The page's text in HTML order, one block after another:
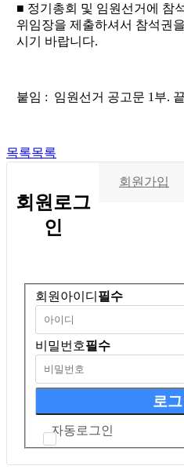
■ 정기총회 및 임원선거에 참
위임장을 제출하셔서 참석권
시기 바랍니다.
붙임 : 임원선거 공고문 1 부. 끝
목록목록
회원 로그
인
회원가입
회원아이디 필수
비밀번호필수
자동로그인